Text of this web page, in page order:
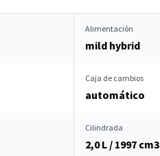
Alimentación
mild hybrid
Caja de cambios
automático
Cilindrada
2,0 L / 1997 cm3